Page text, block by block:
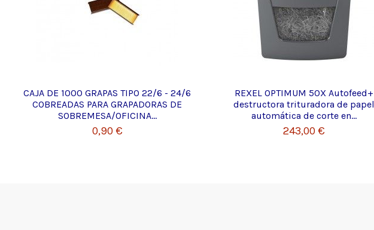
CAJA DE 1000 GRAPAS TIPO 22/6 - 24/6
COBREADAS PARA GRAPADORAS DE
SOBREMESA/OFICINA...
0,90 €
REXEL OPTIMUM 50X Autofeed+
destructora trituradora de papel
automática de corte en...
243,00 €